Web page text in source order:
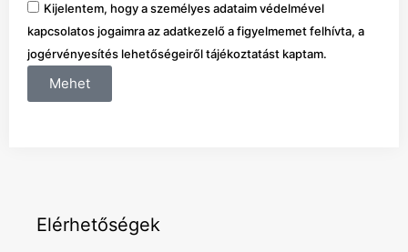
Kijelentem, hogy a személyes adataim védelmével
kapcsolatos jogaimra az adatkezelő a figyelmemet felhívta, a
jogérvényesítés lehetőségeiről tájékoztatást kaptam.
Mehet
Elérhetőségek